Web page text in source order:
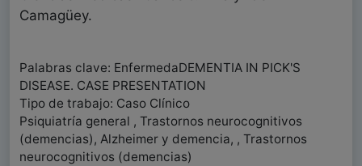
Camagüey.
Palabras clave: EnfermedaDEMENTIA IN PICK'S
DISEASE. CASE PRESENTATION
Tipo de trabajo: Caso Clínico
Psiquiatría general , Trastornos neurocognitivos
(demencias), Alzheimer y demencia, , Trastornos
neurocognitivos (demencias)